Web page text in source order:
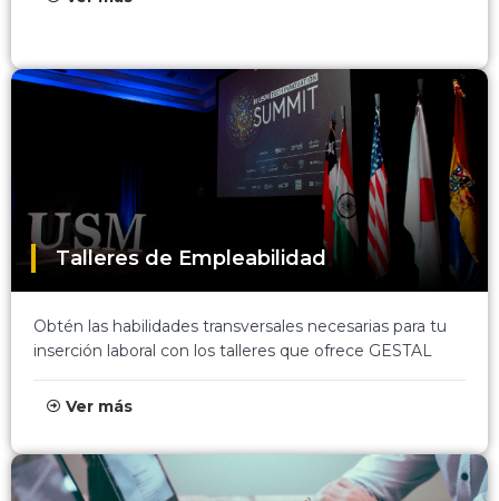
Talleres de Empleabilidad
Obtén las habilidades transversales necesarias para tu
inserción laboral con los talleres que ofrece GESTAL
Ver más